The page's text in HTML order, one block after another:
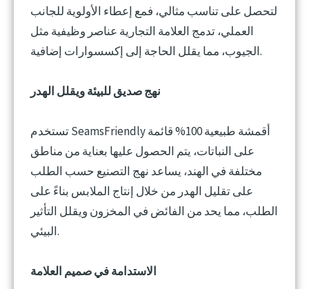
لتحصل على تناسب مثالي، فمع إعطاء الأولوية للجانب
العملي، تدمج العلامة التجارية عناصر وظيفية مثل
الجيوب، مما يقلل الحاجة إلى إكسسوارات إضافية.
نهج صديق للبيئة ويقلل الهدر
تستخدم SeamsFriendly أقمشة طبيعية 100% قائمة
على النباتات، يتم الحصول عليها بعناية من مناطق
مختلفة في الهند، يساعد نهج التصنيع حسب الطلب
على تقليل الهدر من خلال إنتاج الملابس بناءً على
الطلب، مما يحد من الفائض في المخزون ويقلل التأثير
البيئي.
الاستدامة في صميم العلامة